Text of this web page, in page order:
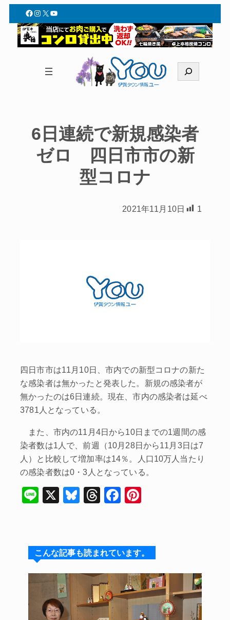
Facebook
Instagram
X YouTube
索
6日連続で新規感染者
ゼロ 四日市市の新
型コロナ
2021年11月10日 1
四日市市は11月10日、市内での新型コロナの新た
な感染者は無かったと発表した。新規の感染者が
無かったのは6日連続。現在、市内の感染者は延べ
3781人となっている。
また、市内の11月4日から10日までの1週間の感
染者数は1人で、前週（10月28日から11月3日は7
人）と比較して増加率は14％。人口10万人当たり
の感染者数は0・3人となっている。
Li
X
Bl
s
k
y
T
a
d
s
F
e
b
o
o
k
e
st
こんな記事も読まれています。